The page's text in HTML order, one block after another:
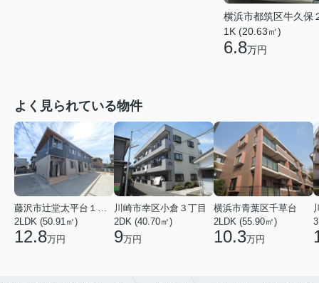
横浜市都筑区牛久保
1K (20.63㎡)
6.8万円
よく見られている物件
2LDK (50.91㎡)
12.8万円
川崎市幸区小倉３丁目
2DK (40.70㎡)
9万円
横浜市青葉区千草台
2LDK (55.90㎡)
10.3万円